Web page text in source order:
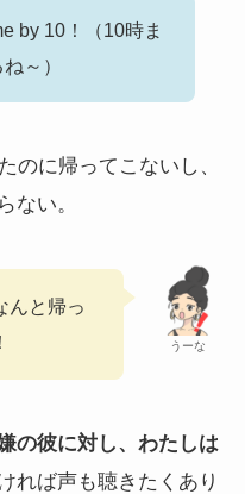
by 10！（10時ま
～）
のに帰ってこないし、
ない。
うーな
んと帰っ
嫌の彼に対し、わたしは
れば声も聴きたくあり